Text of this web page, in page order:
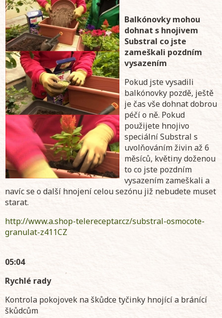
Balkónovky mohou
dohnat s hnojivem
Substral co jste
zameškali pozdním
vysazením
Pokud jste vysadili
balkónovky pozdě, ještě
je čas vše dohnat dobrou
péčí o ně. Pokud
použijete hnojivo
speciální Substral s
uvolňováním živin až 6
měsíců, květiny doženou
to co jste pozdním
vysazením zameškali a
navíc se o další hnojení celou sezónu již nebudete muset
starat.
http://www.a.shop-telereceptar.cz/substral-osmocote-
granulat-z411CZ
05:04
Rychlé rady
Kontrola pokojovek na škůdce tyčinky hnojící a bránící
škůdcům